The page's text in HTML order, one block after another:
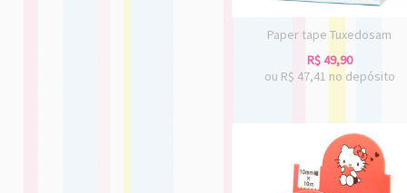
Paper tape Tuxedosam
R$49,90
ou R$ 47,41 no depósito